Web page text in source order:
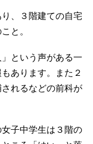
、３階建ての自宅
と。
という声がある一
あります。また２
れるなどの前科が
子中学生は３階の